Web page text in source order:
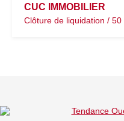
CUC IMMOBILIER
Clôture de liquidation /